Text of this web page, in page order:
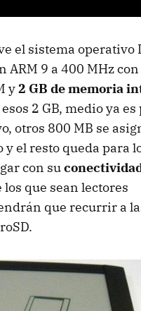
el sistema operativo
ARM 9 a 400 MHz
y2 GB de memoria
2 GB, medio ya es
otros 800 MB se
el resto queda para
con su
los que sean lectores
que recurrir a